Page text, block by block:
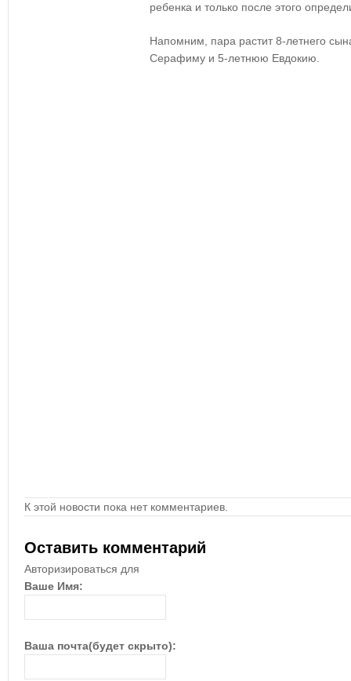
ребенка и только после этого
Напомним, пара растит 8-летнего
Серафиму и 5-летнюю Евдокию.
К этой новости пока нет комментариев.
Оставить комментарий
Авторизироваться для
Ваше Имя:
Ваша почта(будет скрыто):